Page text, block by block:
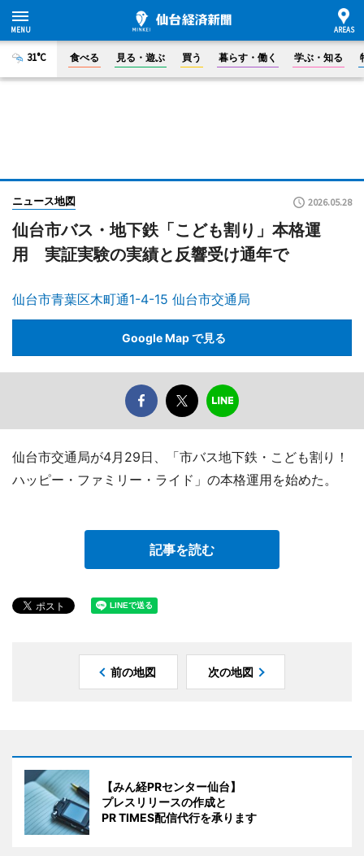
31°C 食べる 見る・遊ぶ 買う 暮らす・働く 学ぶ・知る
ニュース地図 2026.05.28
仙台市バス・地下鉄「こども割り」本格運
用 実証実験の実績と反響受け通年で
仙台市青葉区木町通1-4-15 仙台市交通局
Google Map で見る
仙台市交通局が4月29日、「市バス地下鉄・こども割り！
ハッピー・ファミリー・ライド」の本格運用を始めた。
記事を読む
前の地図 次の地図
【みん経PRセンター仙台】
プレスリリースの作成と
PR TIMES配信代行を承ります